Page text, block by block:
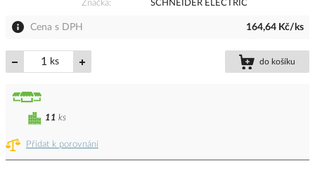
Značka
SCHNEIDER ELECTRIC
Cena s DPH 164,64 Kč/ks
ks do košíku
Přidat k porovnání
11 ks